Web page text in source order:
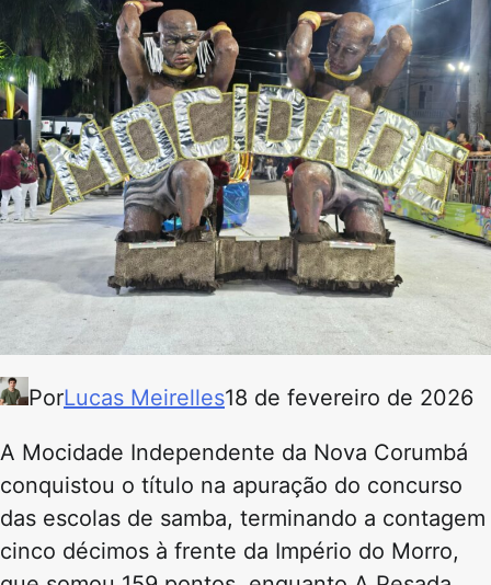
PorLucas Meirelles18 de fevereiro de 2026
A Mocidade Independente da Nova Corumbá
conquistou o título na apuração do concurso
das escolas de samba, terminando a contagem
cinco décimos à frente da Império do Morro,